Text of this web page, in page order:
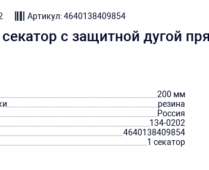
Артикул: 4640138409854
секатор с защитной дугой
200 мм
резина
Россия
134-0202
4640138409854
1 секатор